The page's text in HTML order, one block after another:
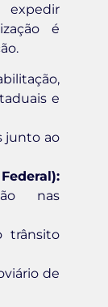
é
e
junto ao
nas
trânsito
de